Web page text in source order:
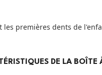
les premières dents de
DE LA BOÎTE